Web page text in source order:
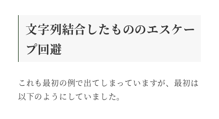
文字列結合したもののエスケー
プ回避
これも最初の例で出てしまっていますが、最初は
以下のようにしていました。